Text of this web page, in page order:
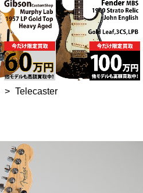
> Telecaster